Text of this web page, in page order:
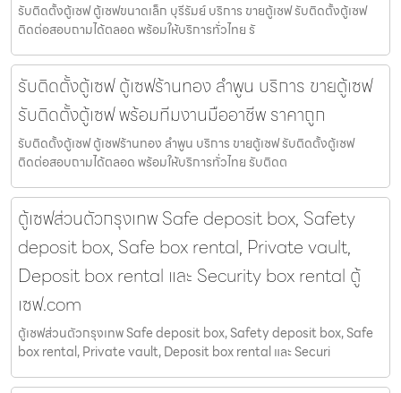
รับติดตั้งตู้เซฟ ตู้เซฟขนาดเล็ก บุรีรัมย์ บริการ ขายตู้เซฟ รับติดตั้งตู้เซฟ
ติดต่อสอบถามได้ตลอด พร้อมให้บริการทั่วไทย รั
รับติดตั้งตู้เซฟ ตู้เซฟร้านทอง ลำพูน บริการ ขายตู้เซฟ
รับติดตั้งตู้เซฟ พร้อมทีมงานมืออาชีพ ราคาถูก
รับติดตั้งตู้เซฟ ตู้เซฟร้านทอง ลำพูน บริการ ขายตู้เซฟ รับติดตั้งตู้เซฟ
ติดต่อสอบถามได้ตลอด พร้อมให้บริการทั่วไทย รับติดต
ตู้เซฟส่วนตัวกรุงเทพ Safe deposit box, Safety
deposit box, Safe box rental, Private vault,
Deposit box rental และ Security box rental ตู้
เซฟ.com
ตู้เซฟส่วนตัวกรุงเทพ Safe deposit box, Safety deposit box, Safe
box rental, Private vault, Deposit box rental และ Securi